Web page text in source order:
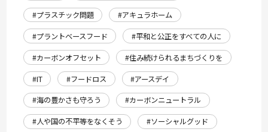
#プラスチック問題
#アキュラホーム
#プラントベースフード
#平和と公正をすべての人に
#カーボンオフセット
#住み続けられるまちづくりを
#IT
#フードロス
#アースデイ
#海の豊かさも守ろう
#カーボンニュートラル
#人や国の不平等をなくそう
#ソーシャルグッド